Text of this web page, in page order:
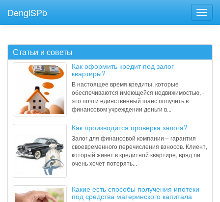
DengiSPb
Статьи и советы
Как оформить кредит под залог
квартиры?
В настоящее время кредиты, которые
обеспечиваются имеющейся недвижимостью, -
это почти единственный шанс получить в
финансовом учреждении деньги в...
Как производится проверка залога?
Залог для финансовой компании – гарантия
своевременного перечисления взносов. Клиент,
который живет в кредитной квартире, вряд ли
очень хочет потерять...
Какие есть способы получения ипотеки
под средства материнского капитала